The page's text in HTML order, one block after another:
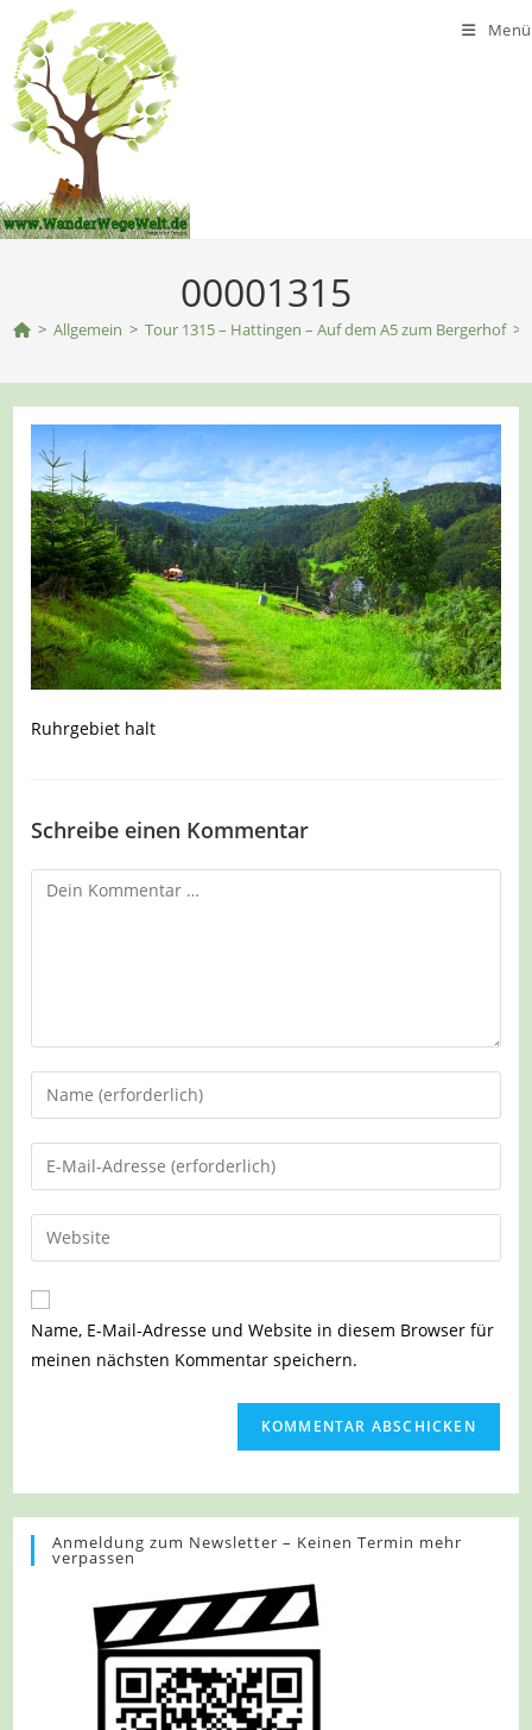
Inhalt
springen
Menü
00001315
> Allgemein > Tour 1315 – Hattingen – Auf dem A5 zum Bergerhof >
Ruhrgebiet halt
Schreibe einen Kommentar
Kommentar
Gib
deinen
Namen
oder
zum
Kommentieren
ein
Gib
deine
E-
Mail-
zum
Kommentieren
ein
Gib
deine
Website-
URL
Name, E-Mail-Adresse und Website in diesem Browser für
meinen nächsten Kommentar speichern.
Anmeldung zum Newsletter – Keinen Termin mehr
verpassen